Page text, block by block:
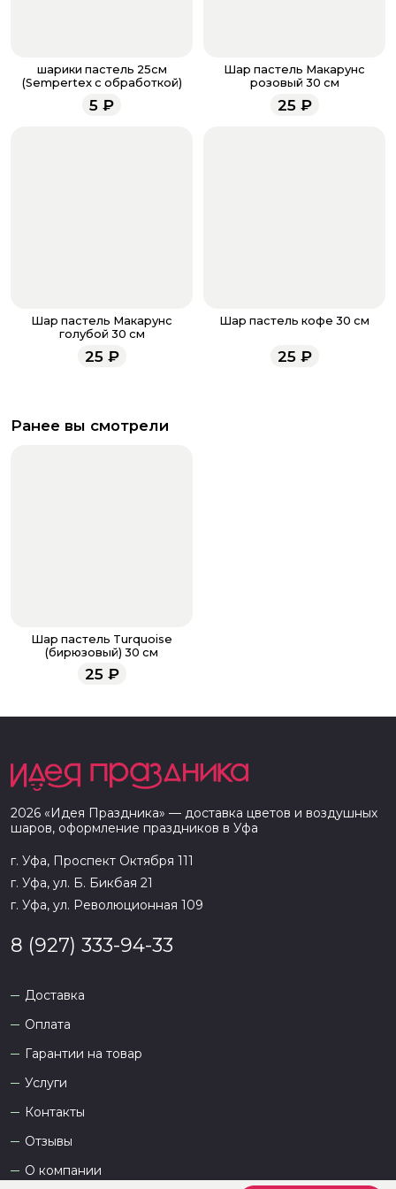
звоните по номеру телефона
8 (927) 936-71-86
напишите WhatsApp
+7 937 333-66-53. Наши
менеджеры работают ежедневно с 9.00 до 23.00 и
всегда рады проконсультировать вас.
шарики пастель 25см
(Sempertex с обработкой)
5 ₽
Шар пастель Макарунс
розовый 30 см
25₽
Шар пастель Макарунс
голубой 30 см
25₽
Шар пастель кофе 30 см
25₽
Ранее вы смотрели
Шар пастель Turquoise
(бирюзовый) 30 см
25₽
2026 «Идея Праздника» — доставка цветов и воздушных
шаров, оформление праздников в Уфа
г. Уфа, Проспект Октября 111
г. Уфа, ул. Б. Бикбая 21
г. Уфа, ул. Революционная 109
8 (927) 333-94-33
Доставка
Оплата
Гарантии на товар
Услуги
Контакты
Отзывы
О компании